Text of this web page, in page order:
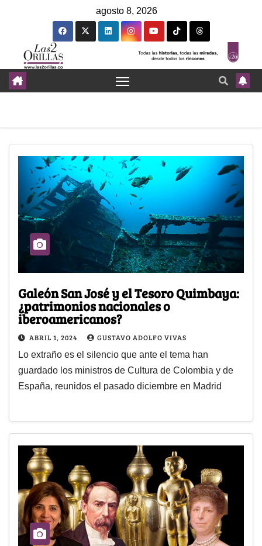
agosto 8, 2026
Galeón San José y el Tesoro Quimbaya:
¿patrimonios nacionales o
iberoamericanos?
ABRIL 1, 2024 GUSTAVO ADOLFO VIVAS
Lo extraño es el silencio que ante el tema han
guardado los ministros de Cultura de Colombia y de
España, reunidos el pasado diciembre en Madrid